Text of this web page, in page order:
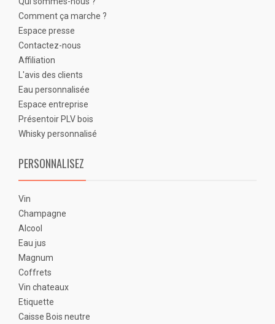
Comment ça marche ?
Espace presse
Contactez-nous
Affiliation
L'avis des clients
Eau personnalisée
Espace entreprise
Présentoir PLV bois
Whisky personnalisé
PERSONNALISEZ
Vin
Champagne
Alcool
Eau jus
Magnum
Coffrets
Vin chateaux
Etiquette
Caisse Bois neutre